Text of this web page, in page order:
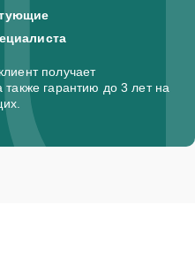
получает
гарантию до 3 лет на